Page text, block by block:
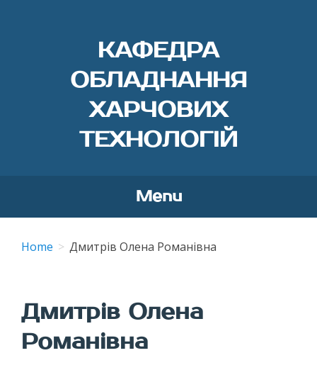
КАФЕДРА
ОБЛАДНАННЯ
ХАРЧОВИХ
ТЕХНОЛОГІЙ
Menu
content
Home Дмитрів Олена Романівна
Дмитрів Олена
Романівна